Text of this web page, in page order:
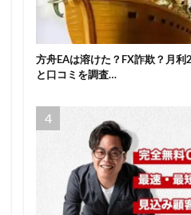
方舟EAは溶けた？FX詐欺？月
と口コミを調査…